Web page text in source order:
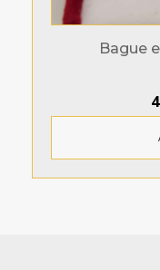
Bague